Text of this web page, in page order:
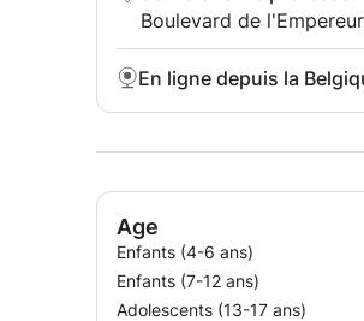
Boulevard de
En ligne depuis la
Age
Enfants (4-6 ans)
Enfants (7-12 ans)
Adolescents (13-17 ans)